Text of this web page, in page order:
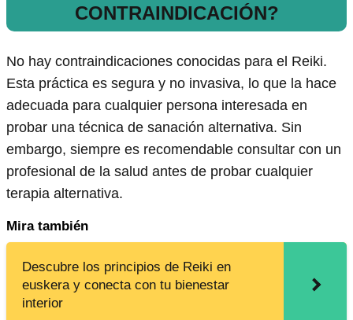
CONTRAINDICACIÓN?
No hay contraindicaciones conocidas para el Reiki.
Esta práctica es segura y no invasiva, lo que la hace
adecuada para cualquier persona interesada en
probar una técnica de sanación alternativa. Sin
embargo, siempre es recomendable consultar con un
profesional de la salud antes de probar cualquier
terapia alternativa.
Mira también
Descubre los principios de Reiki en
euskera y conecta con tu bienestar
interior